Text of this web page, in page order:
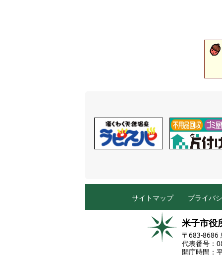
サイトマップ プライバ
米子市役
〒683-8686
代表番号：
開庁時間：